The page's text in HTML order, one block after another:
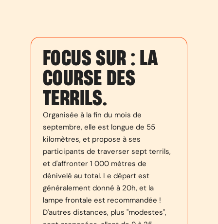
FOCUS SUR : LA
COURSE DES
TERRILS.
Organisée à la fin du mois de
septembre, elle est longue de 55
kilomètres, et propose à ses
participants de traverser sept terrils,
et d'affronter 1 000 mètres de
dénivelé au total. Le départ est
généralement donné à 20h, et la
lampe frontale est recommandée !
D'autres distances, plus "modestes",